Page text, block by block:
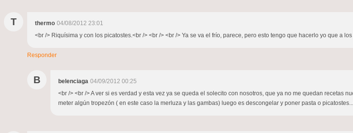
T thermo 04/08/2012 23:01
<br /> Riquísima y con los picatostes.<br /> <br /> <br /> Ya se va el frío, parece, pero esto tengo que hacerlo yo que a
Responder
B belenciaga 04/09/2012 00:25
<br /> <br /> A ver si es verdad y esta vez ya se queda el solecito con nosotros, que ya no me quedan recetas
meter algún tropezón ( en este caso la merluza y las gambas) luego es descongelar y poner pasta o